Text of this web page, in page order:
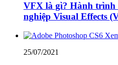
VFX là gì? Hành trình
nghiệp Visual Effects
25/07/2021